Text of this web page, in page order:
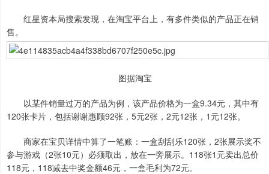
红星资本局搜索发现，在淘宝平台上，有多件类似的产品正在销
售。
图据淘宝
以某件销量过万的产品为例，该产品价格为一盒9.34元，其中有
120张卡片，包括谢谢惠顾92张，5元2张，2元12张，1元12张。
商家在宝贝详情中算了一笔账：一盒刮刮乐120张，2张展示奖不
参与游戏（2张10元）必须取出，放在一旁展示。118张1元卖出总价
118元，118减去中奖金额46元，一盒毛利为72元。